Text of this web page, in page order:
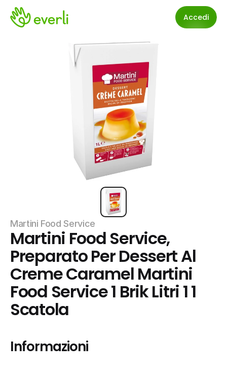
Accedi
Martini Food Service
Martini Food Service,
Preparato Per Dessert Al
Creme Caramel Martini
Food Service 1 Brik Litri 1 1
Scatola
Informazioni